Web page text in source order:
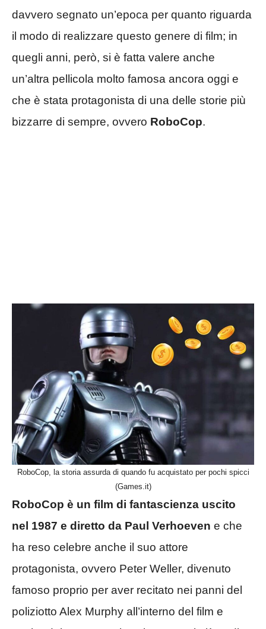
davvero segnato un’epoca per quanto riguarda
il modo di realizzare questo genere di film; in
quegli anni, però, si è fatta valere anche
un’altra pellicola molto famosa ancora oggi e
che è stata protagonista di una delle storie più
bizzarre di sempre, ovvero RoboCop.
RoboCop, la storia assurda di quando fu acquistato per pochi spicci
(Games.it)
RoboCop è un film di fantascienza uscito
nel 1987 e diretto da Paul Verhoeven e che
ha reso celebre anche il suo attore
protagonista, ovvero Peter Weller, divenuto
famoso proprio per aver recitato nei panni del
poliziotto Alex Murphy all’interno del film e